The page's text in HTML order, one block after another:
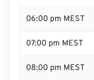
06:00 pm MEST
07:00 pm MEST
08:00 pm MEST